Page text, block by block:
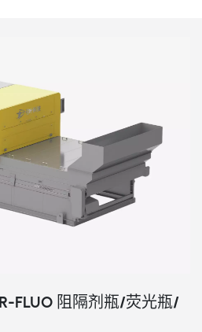
FLUO 阻隔剂瓶/荧光瓶/